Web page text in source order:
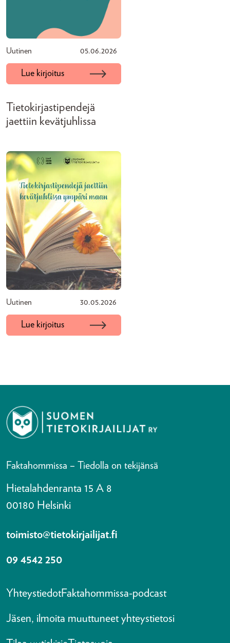
Uutinen 05.06.2026
Lue kirjoitus
Tietokirjastipendejä
jaettiin kevätjuhlissa
Uutinen 30.05.2026
Lue kirjoitus
Faktahommissa – Tiedolla on tekijänsä
Hietalahdenranta 15 A 8
00180 Helsinki
toimisto@tietokirjailijat.fi
09 4542 250
YhteystiedotFaktahommissa-podcast
Jäsen, ilmoita muuttuneet yhteystietosi